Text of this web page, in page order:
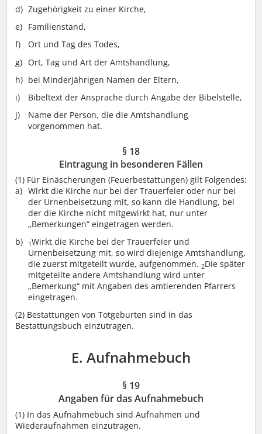
Zugehörigkeit zu einer Kirche,
Familienstand,
Ort und Tag des Todes,
Ort, Tag und Art der Amtshandlung,
bei Minderjährigen Namen der Eltern,
Bibeltext der Ansprache durch Angabe der Bibelstelle,
Name der Person, die die Amtshandlung
vorgenommen hat.
§ 18
Eintragung in besonderen Fällen
(1) Für Einäscherungen (Feuerbestattungen) gilt Folgendes:
Wirkt die Kirche nur bei der Trauerfeier oder nur bei
der Urnenbeisetzung mit, so kann die Handlung, bei
der die Kirche nicht mitgewirkt hat, nur unter
„Bemerkungen“ eingetragen werden.
1Wirkt die Kirche bei der Trauerfeier und
Urnenbeisetzung mit, so wird diejenige Amtshandlung,
die zuerst mitgeteilt wurde, aufgenommen. 2Die später
mitgeteilte andere Amtshandlung wird unter
„Bemerkung“ mit Angaben des amtierenden Pfarrers
eingetragen.
(2) Bestattungen von Totgeburten sind in das
Bestattungsbuch einzutragen.
E. Aufnahmebuch
§ 19
Angaben für das Aufnahmebuch
(1) In das Aufnahmebuch sind Aufnahmen und
Wiederaufnahmen einzutragen.